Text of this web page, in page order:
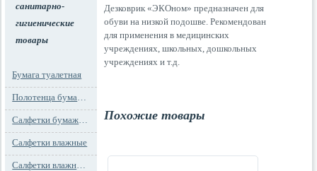
санитарно-
гигиенические
товары
Бумага туалетная
Полотенца бумажные
Салфетки бумажные
Салфетки влажные
Салфетки влажные технического назначения
Дезковрик «ЭКОном» предназначен для
обуви на низкой подошве. Рекомендован
для применения в медицинских
учреждениях, школьных, дошкольных
учреждениях и т.д.
Похожие товары